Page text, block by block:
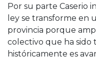
Por su parte Caserio
ley se transforme en
provincia porque
colectivo que ha sido
históricamente es